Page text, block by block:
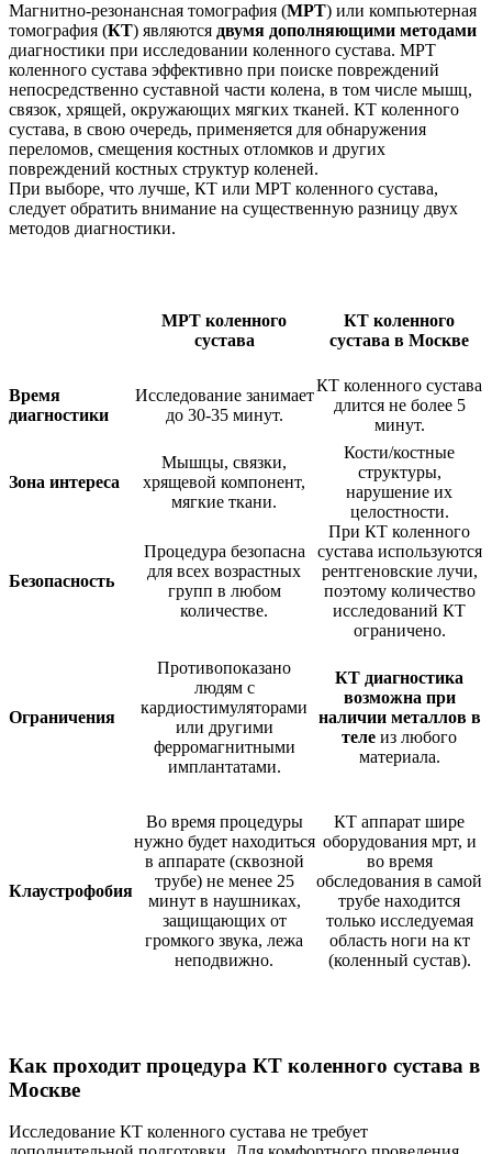
Магнитно-резонансная томография (МРТ) или компьютерная
томография (КТ) являются двумя дополняющими методами
диагностики при исследовании коленного сустава. МРТ
коленного сустава эффективно при поиске повреждений
непосредственно суставной части колена, в том числе мышц,
связок, хрящей, окружающих мягких тканей. КТ коленного
сустава, в свою очередь, применяется для обнаружения
переломов, смещения костных отломков и других
повреждений костных структур коленей.
При выборе, что лучше, КТ или МРТ коленного сустава,
следует обратить внимание на существенную разницу двух
методов диагностики.
МРТ коленного
сустава
КТ коленного
сустава в Москве
Время
диагностики
Исследование занимает
до 30-35 минут.
КТ коленного сустава
длится не более 5
минут.
Зона интереса
Мышцы, связки,
хрящевой компонент,
мягкие ткани.
Кости/костные
структуры,
нарушение их
целостности.
Безопасность
Процедура безопасна
для всех возрастных
групп в любом
количестве.
При КТ коленного
сустава используются
рентгеновские лучи,
поэтому количество
исследований КТ
ограничено.
Ограничения
Противопоказано
людям с
кардиостимуляторами
или другими
ферромагнитными
имплантатами.
КТ диагностика
возможна при
наличии металлов в
теле из любого
материала.
Клаустрофобия
Во время процедуры
нужно будет находиться
в аппарате (сквозной
трубе) не менее 25
минут в наушниках,
защищающих от
громкого звука, лежа
неподвижно.
КТ аппарат шире
оборудования мрт, и
во время
обследования в самой
трубе находится
только исследуемая
область ноги на кт
(коленный сустав).
Как проходит процедура КТ коленного сустава в
Москве
Исследование КТ коленного сустава не требует